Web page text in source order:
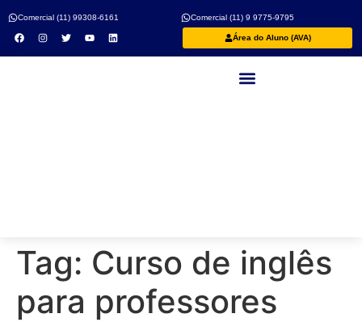
Comercial (11) 99308-6161 Comercial (11) 9 9775-9795
Área do Aluno (AVA)
Tag: Curso de inglês
para professores